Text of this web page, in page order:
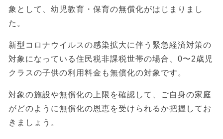
象として、幼児教育・保育の無償化がはじまりまし
た。
新型コロナウイルスの感染拡大に伴う緊急経済対策の
対象になっている住民税非課税世帯の場合、0〜2歳児
クラスの子供の利用料金も無償化の対象です。
対象の施設や無償化の上限を確認して、ご自身の家庭
がどのように無償化の恩恵を受けられるか把握してお
きましょう。